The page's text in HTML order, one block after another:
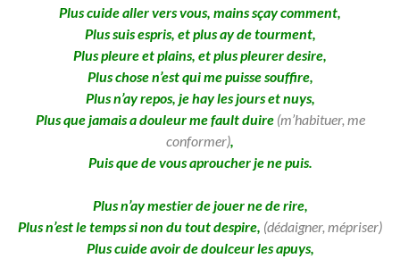
Plus cuide aller vers vous, mains sçay comment,
Plus suis espris, et plus ay de tourment,
Plus pleure et plains, et plus pleurer desire,
Plus chose n’est qui me puisse souffire,
Plus n’ay repos, je hay les jours et nuys,
Plus que jamais a douleur me fault duire (m’habituer, me
conformer),
Puis que de vous aproucher je ne puis.
Plus n’ay mestier de jouer ne de rire,
Plus n’est le temps si non du tout despire, (dédaigner, mépriser)
Plus cuide avoir de doulceur les apuys,